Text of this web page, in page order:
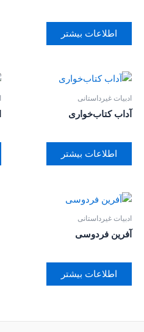
اطلاعات بیشتر
ادبیات غیرداستانی
آداب کتاب‌خواری
اطلاعات بیشتر
ادبیات غیرداستانی
آفرین فردوسی
اطلاعات بیشتر